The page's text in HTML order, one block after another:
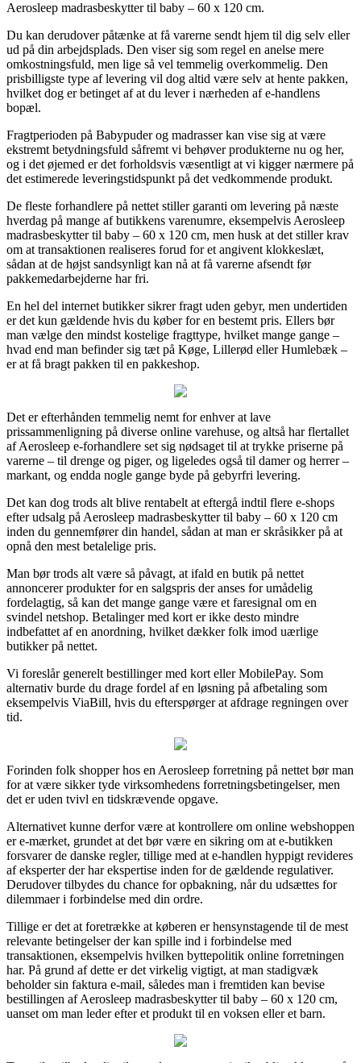
Aerosleep madrasbeskytter til baby – 60 x 120 cm.
Du kan derudover påtænke at få varerne sendt hjem til dig selv eller
ud på din arbejdsplads. Den viser sig som regel en anelse mere
omkostningsfuld, men lige så vel temmelig overkommelig. Den
prisbilligste type af levering vil dog altid være selv at hente pakken,
hvilket dog er betinget af at du lever i nærheden af e-handlens
bopæl.
Fragtperioden på Babypuder og madrasser kan vise sig at være
ekstremt betydningsfuld såfremt vi behøver produkterne nu og her,
og i det øjemed er det forholdsvis væsentligt at vi kigger nærmere på
det estimerede leveringstidspunkt på det vedkommende produkt.
De fleste forhandlere på nettet stiller garanti om levering på næste
hverdag på mange af butikkens varenumre, eksempelvis Aerosleep
madrasbeskytter til baby – 60 x 120 cm, men husk at det stiller krav
om at transaktionen realiseres forud for et angivent klokkeslæt,
sådan at de højst sandsynligt kan nå at få varerne afsendt før
pakkemedarbejderne har fri.
En hel del internet butikker sikrer fragt uden gebyr, men undertiden
er det kun gældende hvis du køber for en bestemt pris. Ellers bør
man vælge den mindst kostelige fragttype, hvilket mange gange –
hvad end man befinder sig tæt på Køge, Lillerød eller Humlebæk –
er at få bragt pakken til en pakkeshop.
Det er efterhånden temmelig nemt for enhver at lave
prissammenligning på diverse online varehuse, og altså har flertallet
af Aerosleep e-forhandlere set sig nødsaget til at trykke priserne på
varerne – til drenge og piger, og ligeledes også til damer og herrer –
markant, og endda nogle gange byde på gebyrfri levering.
Det kan dog trods alt blive rentabelt at eftergå indtil flere e-shops
efter udsalg på Aerosleep madrasbeskytter til baby – 60 x 120 cm
inden du gennemfører din handel, sådan at man er skråsikker på at
opnå den mest betalelige pris.
Man bør trods alt være så påvagt, at ifald en butik på nettet
annoncerer produkter for en salgspris der anses for umådelig
fordelagtig, så kan det mange gange være et faresignal om en
svindel netshop. Betalinger med kort er ikke desto mindre
indbefattet af en anordning, hvilket dækker folk imod uærlige
butikker på nettet.
Vi foreslår generelt bestillinger med kort eller MobilePay. Som
alternativ burde du drage fordel af en løsning på afbetaling som
eksempelvis ViaBill, hvis du efterspørger at afdrage regningen over
tid.
Forinden folk shopper hos en Aerosleep forretning på nettet bør man
for at være sikker tyde virksomhedens forretningsbetingelser, men
det er uden tvivl en tidskrævende opgave.
Alternativet kunne derfor være at kontrollere om online webshoppen
er e-mærket, grundet at det bør være en sikring om at e-butikken
forsvarer de danske regler, tillige med at e-handlen hyppigt revideres
af eksperter der har ekspertise inden for de gældende regulativer.
Derudover tilbydes du chance for opbakning, når du udsættes for
dilemmaer i forbindelse med din ordre.
Tillige er det at foretrække at køberen er hensynstagende til de mest
relevante betingelser der kan spille ind i forbindelse med
transaktionen, eksempelvis hvilken byttepolitik online forretningen
har. På grund af dette er det virkelig vigtigt, at man stadigvæk
beholder sin faktura e-mail, således man i fremtiden kan bevise
bestillingen af Aerosleep madrasbeskytter til baby – 60 x 120 cm,
uanset om man leder efter et produkt til en voksen eller et barn.